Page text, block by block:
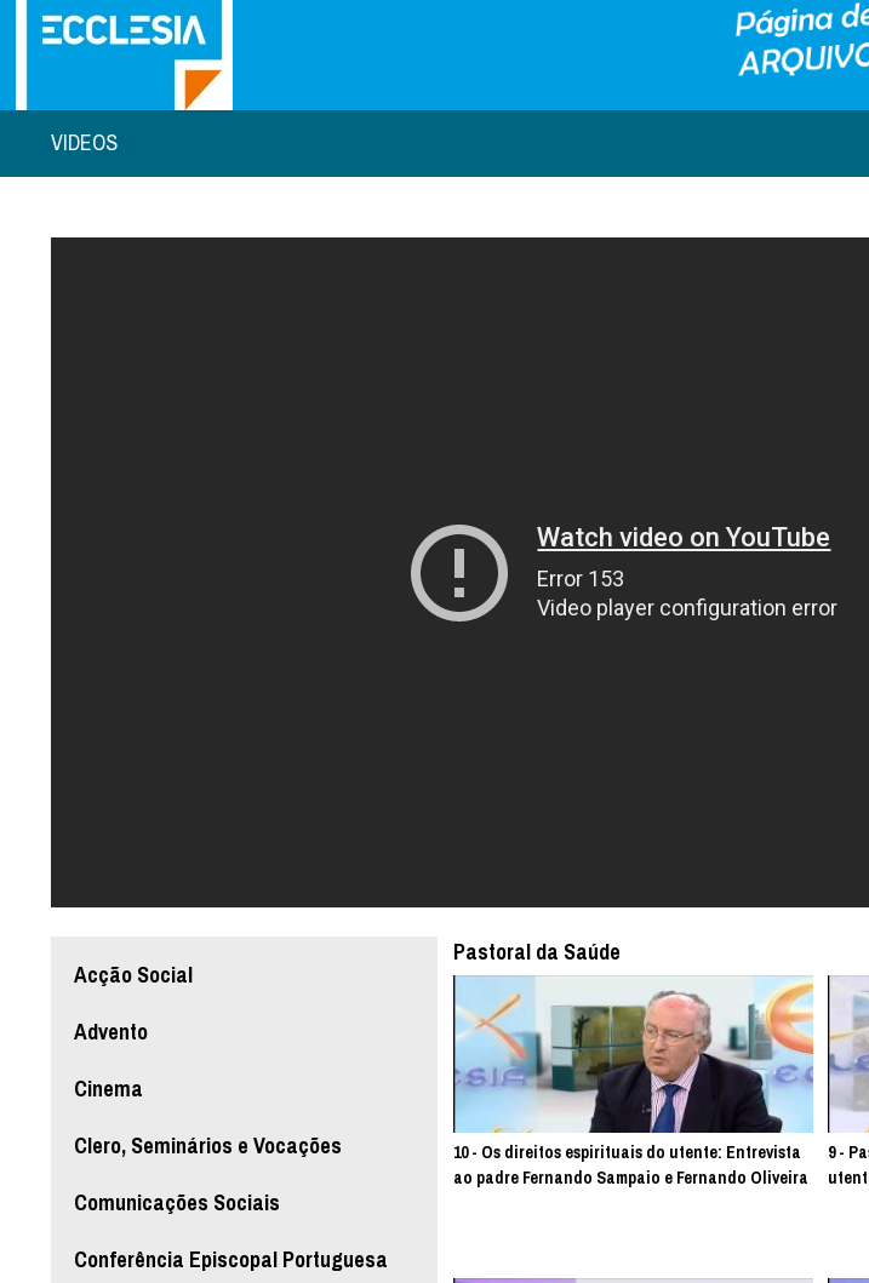
VIDEOS
Acção Social
Advento
Cinema
Clero, Seminários e Vocações
Comunicações Sociais
Conferência Episcopal Portuguesa
Pastoral da Saúde
10 - Os direitos espirituais do utente: Entrevista
ao padre Fernando Sampaio e Fernando Oliveira
9 -